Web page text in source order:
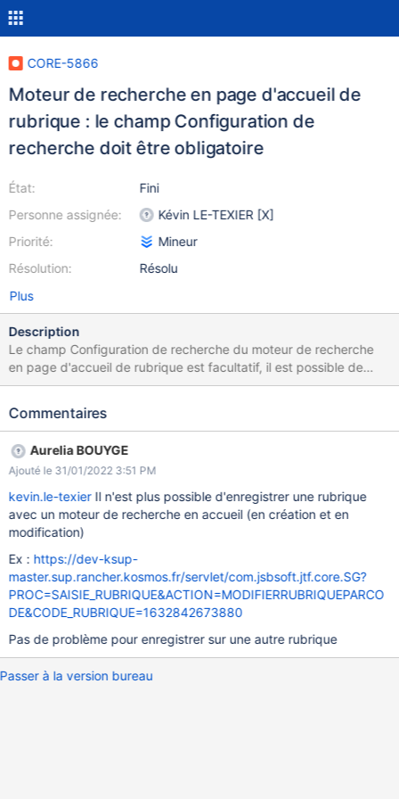
CORE-5866
Moteur de recherche en page d'accueil de
rubrique : le champ Configuration de
recherche doit être obligatoire
État:
Personne assignée:
Priorité:
Résolution:
Fini
Kévin LE-TEXIER [X]
Mineur
Résolu
Plus
Description
Le champ Configuration de recherche du moteur de recherche
en page d'accueil de rubrique est facultatif, il est possible de
sauvegarder la rubrique sans le renseigner.
Commentaires
Aurelia BOUYGE
Ajouté le 31/01/2022 3:51 PM
kevin.le-texierIl n'est plus possible d'enregistrer une rubrique
avec un moteur de recherche en accueil (en création et en
modification)
Ex : https://dev-ksup-
master.sup.rancher.kosmos.fr/servlet/com.jsbsoft.jtf.core.SG?
PROC=SAISIE_RUBRIQUE&ACTION=MODIFIERRUBRIQUEPARCO
DE&CODE_RUBRIQUE=1632842673880
Pas de problème pour enregistrer sur une autre rubrique
Passer à la version bureau